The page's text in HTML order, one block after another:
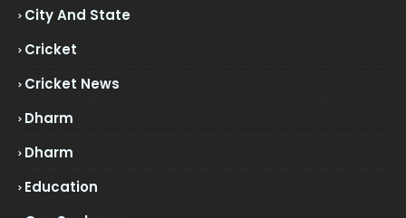
City And State
Cricket
Cricket News
Dharm
Dharm
Education